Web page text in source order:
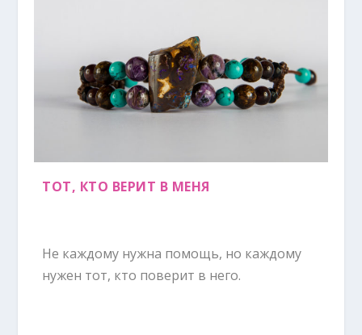
ТОТ, КТО ВЕРИТ В МЕНЯ
Не каждому нужна помощь, но каждому
нужен тот, кто поверит в него.